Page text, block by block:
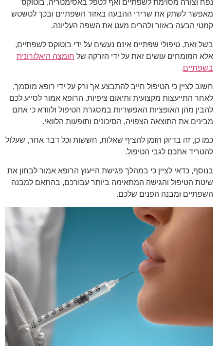
נפח וצורה מסוימת לשפתיים ואף לטפל באסימטריה, בוטוקס
מאפשר לשתק את שרירי ההבעה באזור השפתיים ובכך לטשטש
קמטי הבעה באזור ולהרים מעט את השפה העליונה.
בשל זאת, טיפולי שפתיים אינם נעשים על ידי בוטוקס לשפתיים,
אלא המומחים עושים זאת על ידי הזרקה של חומצה היאלורונית
בשפתיים.
חשוב לציין כי הטיפול חייב להתבצע אך ורק על ידי רופא מוסמך,
לאחר התייעצות מקצועית ותיאום ציפיות. הרופא אמור לסייע לכם
להבין מהן האופציות האפשריות במסגרת הטיפול ולוודא כי אתם
מבינים את התוצאה הצפויה, הסיכונים ותופעות הלוואי.
כמו כן, זה בדיוק הזמן להציף שאלות, חששות וכל דבר אחר, שעלול
להטריד אתכם לגבי הטיפול.
בנוסף, כדאי לציין כי במהלך פגישת הייעוץ הרופא אמור לבחון את
שיטת הטיפול והגישה המתאימה ביותר עבורכם, בהתאם למבנה
השפתיים ומבנה הפנים שלכם.